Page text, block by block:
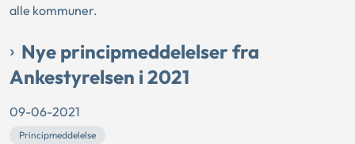
alle kommuner.
Nye principmeddelelser fra
Ankestyrelsen i 2021
09-06-2021
Principmeddelelse